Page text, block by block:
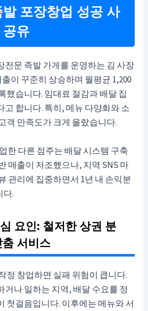
포장창업 성공 사
유
전문 족발 가게를 운영하는 김 사장
이 꾸준히 상승하며 월평균 1,200
했습니다. 임대료 절감과 배달 집
고 합니다. 특히, 메뉴 다양화와 소
객 만족도가 크게 올랐습니다.
한 다른 점주는 배달 시스템 구축
매출이 저조했으나, 지역 SNS 마
관리에 집중하면서 1년 내 손익분
다.
요인: 철저한 상권 분
서비스
정 창업하면 실패 위험이 큽니다.
거나 일하는 지역, 배달 수요를 정
첫걸음입니다. 이후에는 메뉴와 서